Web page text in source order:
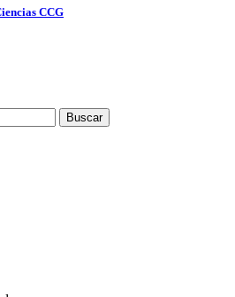
CCG